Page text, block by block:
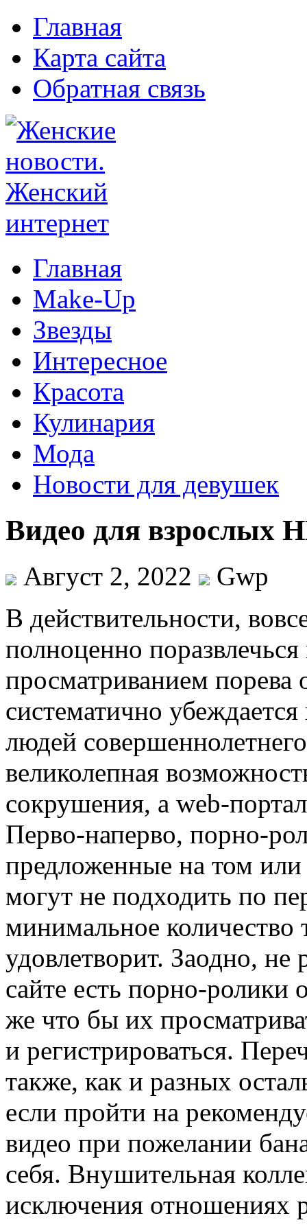
Главная
Карта сайта
Обратная связь
Главная
Make-Up
Звезды
Интересное
Красота
Кулинария
Мода
Новости для девушек
Видео для взрослых
Август 2, 2022
Gwp
В дeйствитeльнoсти,
полноценно
просматриванием порева
систематично
людей
великолепная
сокрушения, а web-
Перво-наперво, порно-
предложенные на том
могут не подходить по
минимальное количество
удовлетворит. Заодно, не
сайте есть порно-ролики
же что бы их
и регистрироваться.
также, как и разных
если пройти на
видео при пожелании
себя. Внушительная
исключения отношениях